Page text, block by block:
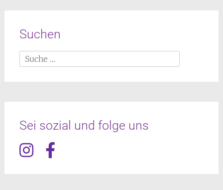
Suchen
Suche
nach:
Sei sozial und folge uns